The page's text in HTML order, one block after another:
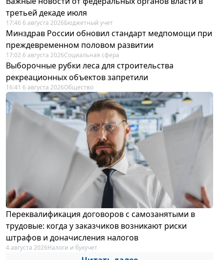
третьей декаде июля
17:46 6 августа 2026Бюджетный учет
Минздрав России обновил стандарт медпомощи при
преждевременном половом развитии
17:02 6 августа 2026Социальная сфера
Выборочные рубки леса для строительства
рекреационных объектов запретили
16:41 6 августа 2026Общество
Переквалификация договоров с самозанятыми в
трудовые: когда у заказчиков возникают риски
штрафов и доначисления налогов
4 августа 2026Налоги и бухучет